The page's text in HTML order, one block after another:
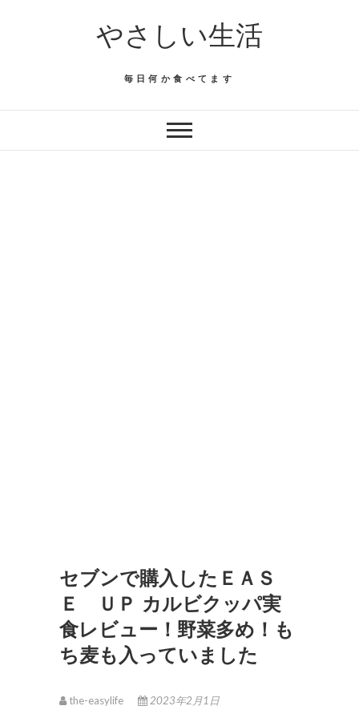
やさしい生活
毎日何か食べてます
セブンで購入したＥＡＳ
Ｅ ＵＰ カルビクッパ実
食レビュー！野菜多め！も
ち麦も入っていました
the-easylife 2023年2月1日